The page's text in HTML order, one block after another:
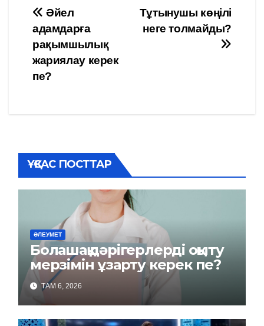
Навигация
по
записям
Тұтынушы көңілі
неге толмайды?
Әйел
адамдарға
рақымшылық
жариялау керек
пе?
ҰҚСАС ПОСТТАР
ӘЛЕУМЕТ
Болашақ дәрігерлерді оқыту
мерзімін ұзарту керек пе?
ТАМ 6, 2026